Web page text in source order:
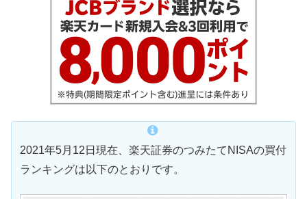
2021年5月12日現在、楽天証券のつみたてNISAの買付
ランキングは以下のとおりです。